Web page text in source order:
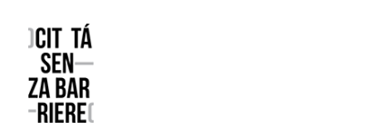
Reggio Emilia Città senza barriere